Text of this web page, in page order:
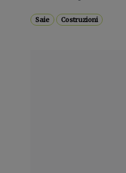
Saie Costruzioni